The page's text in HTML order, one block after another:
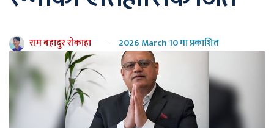
राम बहादुर रोकाहा 2026 March 10 मा प्रकाशित